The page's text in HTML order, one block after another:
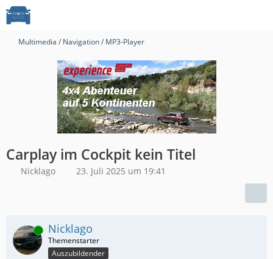
Multimedia / Navigation / MP3-Player
Carplay im Cockpit kein Titel
Nicklago 23. Juli 2025 um 19:41
Online Nicklago
Auszubildender